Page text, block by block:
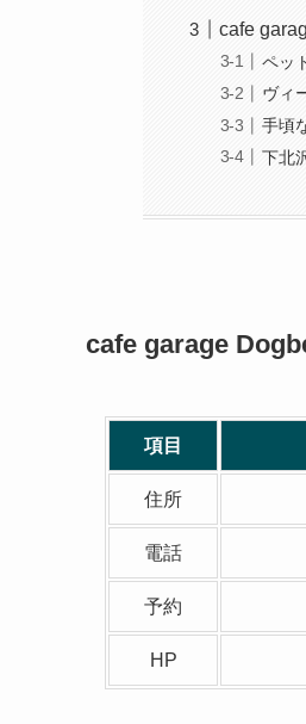
cafe
ペッ
ヴィ
手頃
下北
cafe garage
項目
住所
電話
予約
HP